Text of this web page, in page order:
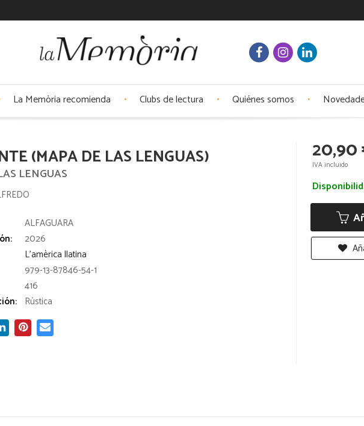
La Memòria recomienda Clubs de lectura Quiénes somos
(MAPA DE LAS LENGUAS)
LENGUAS
ALFAGUARA
2026
L'amèrica llatina
979-13-87846-54-1
416
Rústica
20,90
IVA incluido